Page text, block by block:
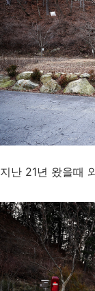
지난 21년 왔을때